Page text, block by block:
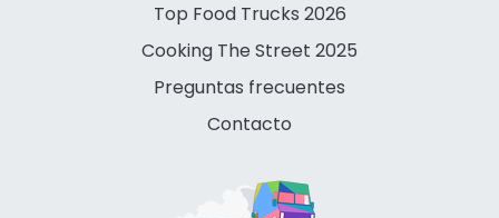
Top Food Trucks 2026
Cooking The Street 2025
Preguntas frecuentes
Contacto